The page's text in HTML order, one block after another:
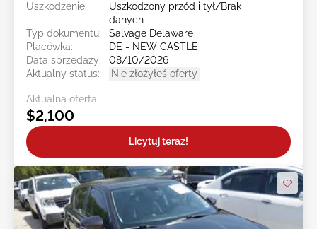
Uszkodzenie:
Uszkodzony przód i tył/Brak
danych
Typ dokumentu:
Salvage Delaware
Placówka:
DE - NEW CASTLE
Data sprzedaży:
08/10/2026
Aktualny status:
Nie złożyłeś oferty
Aktualna oferta:
$2,100
Licytuj teraz!